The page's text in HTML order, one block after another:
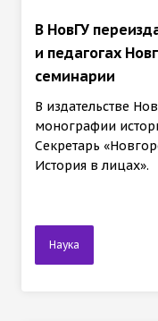
В НовГУ
и педагогах
семинарии
В издательстве
монографии
Секретарь
История в лицах».
Наука